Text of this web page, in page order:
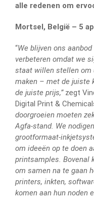
alle redenen om
Mortsel, België – 5
“We blijven ons
verbeteren omdat we
staat willen stellen om
maken – met de juiste
de juiste prijs,” zegt
Digital Print &
doorgroeien moeten
Agfa-stand. We
grootformaat-
om ideeën op te doen
printsamples. Bovenal
om samen na te gaan
printers, inkten,
komen aan hun noden